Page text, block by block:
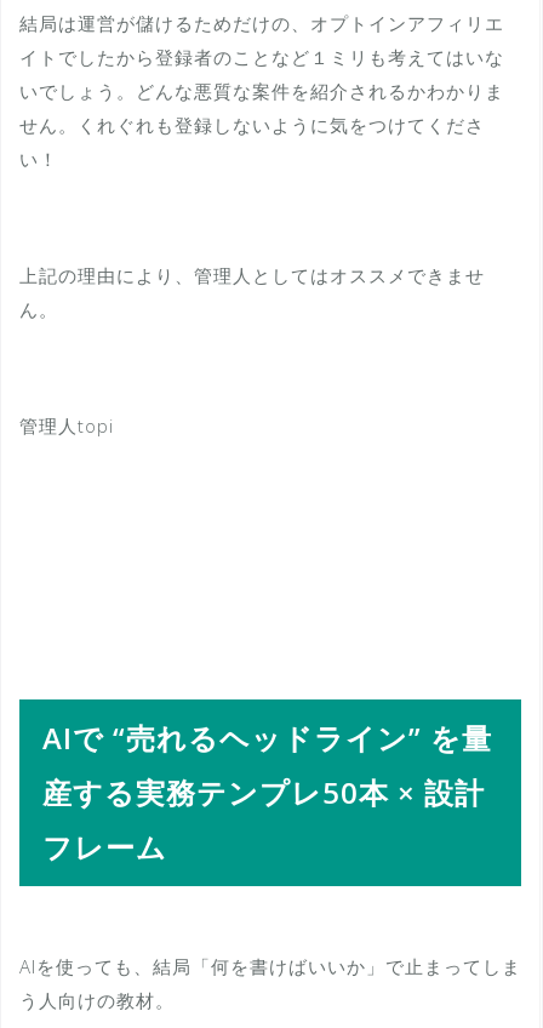
結局は運営が儲けるためだけの、オプトインアフィリエ
イトでしたから登録者のことなど１ミリも考えてはいな
いでしょう。どんな悪質な案件を紹介されるかわかりま
せん。くれぐれも登録しないように気をつけてくださ
い！
上記の理由により、管理人としてはオススメできませ
ん。
管理人topi
AIで “売れるヘッドライン” を量
産する実務テンプレ50本 × 設計
フレーム
AIを使っても、結局「何を書けばいいか」で止まってしま
う人向けの教材。